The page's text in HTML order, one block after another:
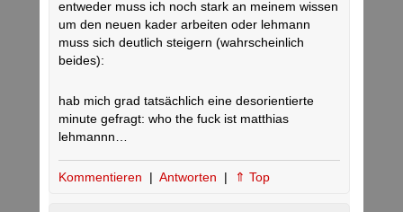
entweder muss ich noch stark an meinem wissen
um den neuen kader arbeiten oder lehmann
muss sich deutlich steigern (wahrscheinlich
beides):
hab mich grad tatsächlich eine desorientierte
minute gefragt: who the fuck ist matthias
lehmannn…
Kommentieren | Antworten | ⇑ Top